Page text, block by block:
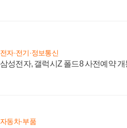
전자·전기·정보통신
삼성전자, 갤럭시Z 폴드8 사전예약
자동차·부품